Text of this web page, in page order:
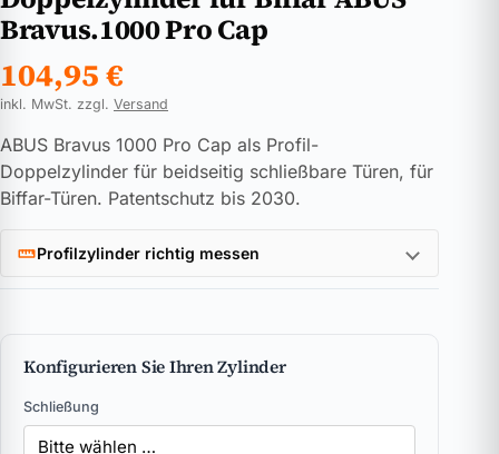
Bravus.1000 Pro Cap
104,95€
inkl. MwSt. zzgl. Versand
ABUS Bravus 1000 Pro Cap als Profil-
Doppelzylinder für beidseitig schließbare Türen, für
Biffar-Türen. Patentschutz bis 2030.
Profilzylinder richtig messen
Konfigurieren Sie Ihren Zylinder
Schließung